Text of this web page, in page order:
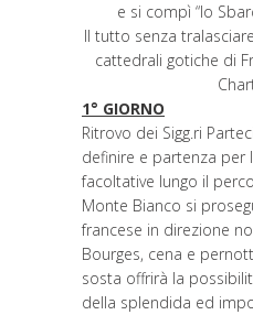
e si compì “lo
Il tutto senza
cattedrali gotiche di
1° GIORNO
Ritrovo dei Sigg.ri
definire e partenza per
facoltative lungo il
Monte Bianco si
francese in direzione
Bourges, cena e
sosta offrirà la
della splendida ed